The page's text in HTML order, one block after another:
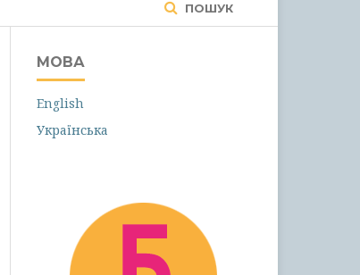
ПОШУК
МОВА
English
Українська